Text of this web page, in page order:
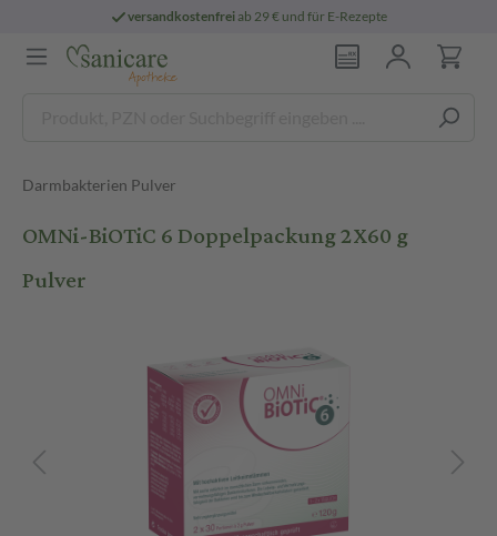
versandkostenfreiab 29 € und für E-Rezepte
Darmbakterien Pulver
OMNi-BiOTiC 6 Doppelpackung 2X60 g
Pulver